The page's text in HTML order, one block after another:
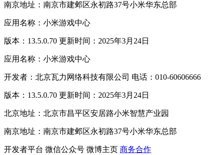
南京地址：南京市建邺区永初路37号小米华东总部
应用名称：小米游戏中心
版本：13.5.0.70 更新时间：2025年3月24日
应用名称：小米游戏中心
开发者：北京瓦力网络科技有限公司 电话：010-60606666
版本：13.5.0.70 更新时间：2025年3月24日
北京地址：北京市昌平区安居路小米智慧产业园
南京地址：南京市建邺区永初路37号小米华东总部
开发者平台 微信公众号 微博主页 商务合作